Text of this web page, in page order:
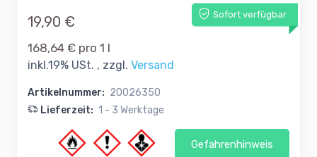
Sofort verfügbar
19,90 €
168,64 € pro 1 l
inkl.19% USt. , zzgl. Versand
Artikelnummer: 20026350
Lieferzeit: 1 - 3 Werktage
Gefahrenhinweis